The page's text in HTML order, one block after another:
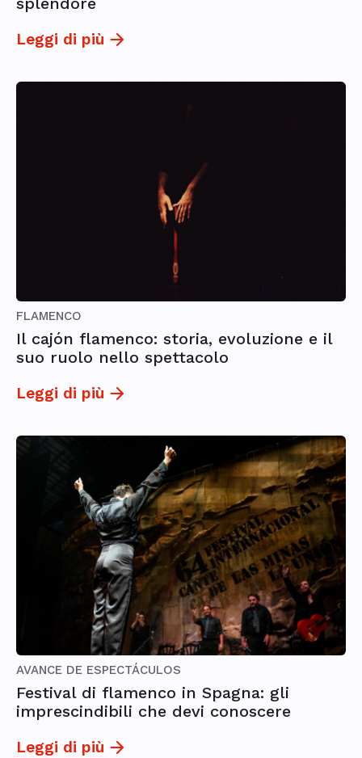
Leggi di più
FLAMENCO
Il cajón flamenco: storia, evoluzione e il
suo ruolo nello spettacolo
Leggi di più
AVANCE DE ESPECTÁCULOS
Festival di flamenco in Spagna: gli
imprescindibili che devi conoscere
Leggi di più